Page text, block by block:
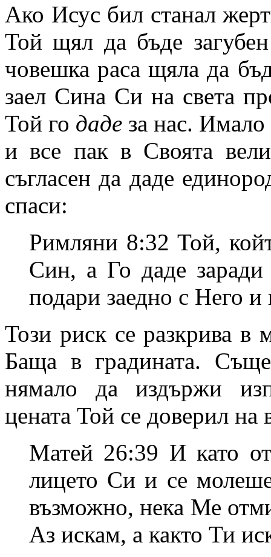
Ако Исус бил станал
Той щял да бъде загубен
човешка раса щяла да
заел Сина Си на света
Той го даде за нас. Имало
и все пак в Своята
съгласен да даде
спаси:
Римляни 8:32 Той,
Син, а Го даде
подари заедно с Него и
Този риск се разкрива в
Баща в градината.
нямало да издържи
цената Той се доверил
Матей 26:39 И като
лицето Си и се
възможно, нека Ме
Аз искам, а както Ти